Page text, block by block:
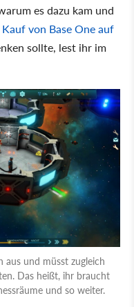
es dazu kam und
von Base One auf
sollte, lest ihr im
aus und müsst zugleich
Das heißt, ihr braucht
und so weiter.